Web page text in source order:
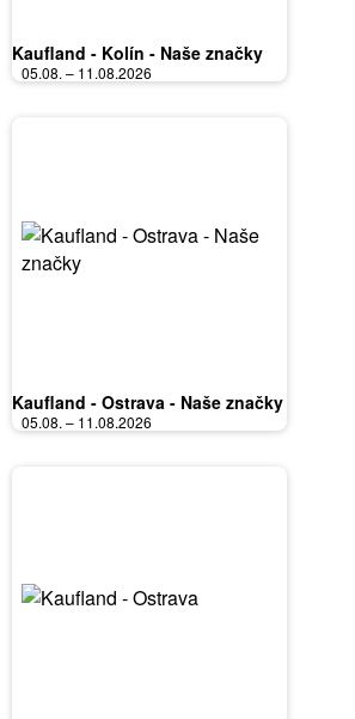
Kaufland - Kolín - Naše značky
05.08. – 11.08.2026
Kaufland - Ostrava - Naše značky
05.08. – 11.08.2026